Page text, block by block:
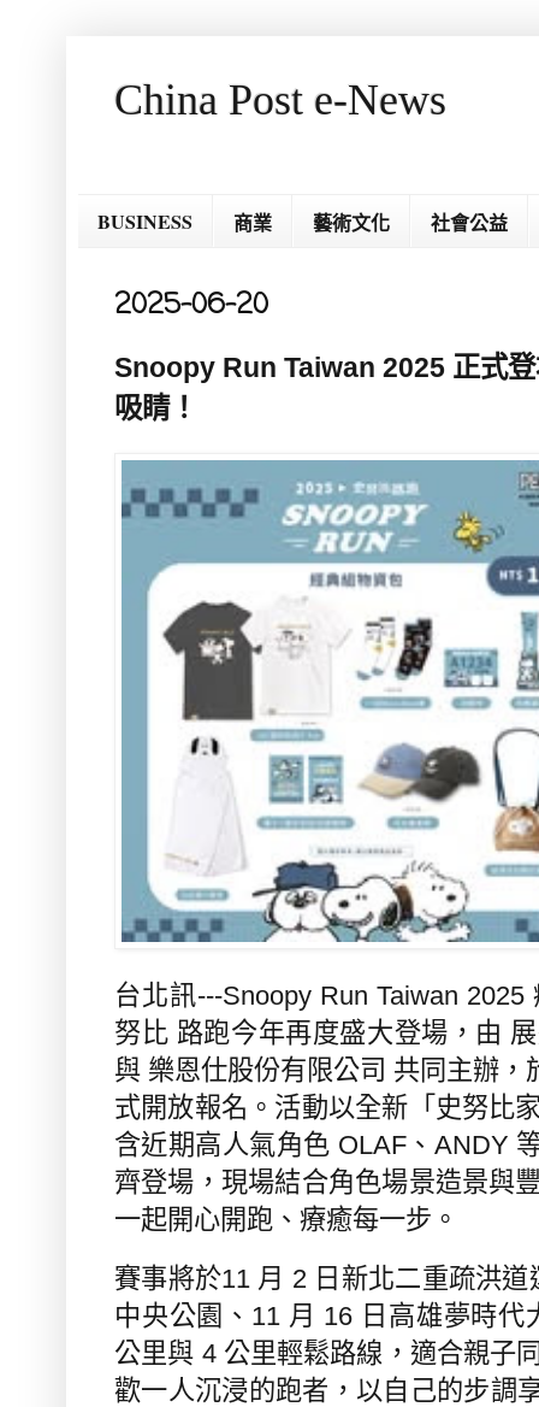
China Post e-News
BUSINESS 商業 藝術文化 社會公益
2025-06-20
Snoopy Run Taiwan 2025 正式
吸睛！
台北訊---Snoopy Run Taiwan 2025
努比 路跑今年再度盛大登場，由
與 樂恩仕股份有限公司 共同主辦，
式開放報名。活動以全新「史努比
含近期高人氣角色 OLAF、 ANDY
齊登場，現場結合角色場景造景與
一起開心開跑、療癒每一步。
賽事將於11 月 2 日新北二重疏洪
中央公園、 11 月 16 日高雄夢時代
公里與 4 公里輕鬆路線，適合親子
歡一人沉浸的跑者，以自己的步調